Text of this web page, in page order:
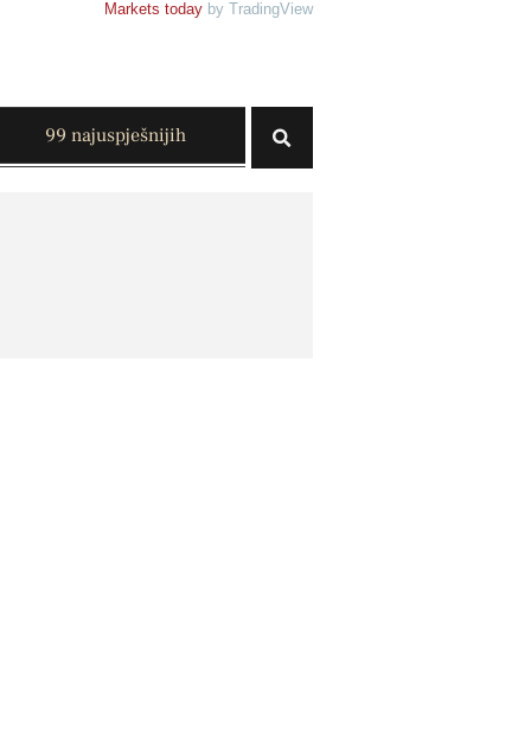
Markets today by TradingView
99 najuspješnijih